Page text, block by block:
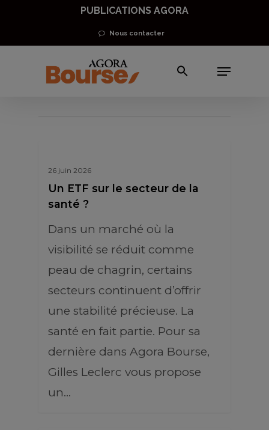
main
PUBLICATIONS AGORA
Nous contacter
Menu
Gilles Leclerc
26 juin 2026
Un ETF sur le secteur de la
santé ?
Dans un marché où la
visibilité se réduit comme
peau de chagrin, certains
secteurs continuent d’offrir
une stabilité précieuse. La
santé en fait partie. Pour sa
dernière dans Agora Bourse,
Gilles Leclerc vous propose
un…